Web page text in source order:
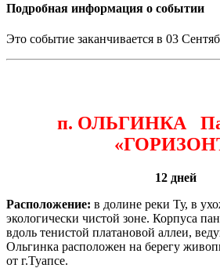
Подробная информация о событии
Это событие заканчивается в 03
п. ОЛЬГИНКА
12 дней
Расположение: в долине реки Ту, в
экологически чистой зоне. Корпуса
вдоль тенистой платановой аллеи,
Ольгинка расположен на берегу
от г.Туапсе.